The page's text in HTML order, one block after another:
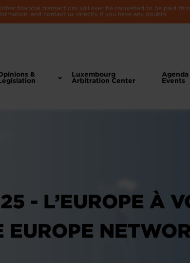
financial transactions will ever be requested to be paid
and contact us directly if you have any doubts.
&
Luxembourg
Arbitration Center
Events
- L’EUROPE À
EUROPE